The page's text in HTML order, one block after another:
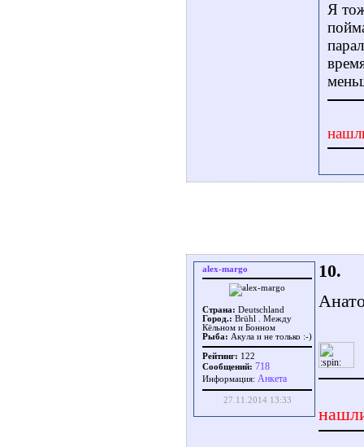
Я
alex-margo
Страна: Deutschland
Город.: Brühl . Между
Кёльном и Бонном
Рыба: Акула и не только :-)
Рейтинг: 122
Сообщений: 718
Информация: Aнкета
27.11.2014 13:33
10.